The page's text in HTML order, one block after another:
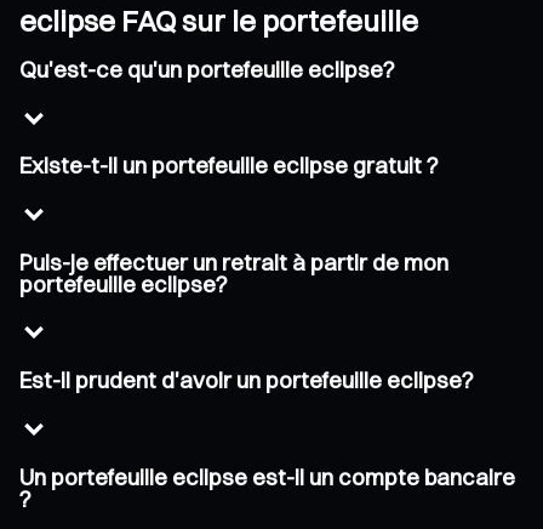
eclipse FAQ sur le portefeuille
Qu'est-ce qu'un portefeuille eclipse?
Existe-t-il un portefeuille eclipse gratuit ?
Puis-je effectuer un retrait à partir de mon
portefeuille eclipse?
Est-il prudent d'avoir un portefeuille eclipse?
Un portefeuille eclipse est-il un compte bancaire
?